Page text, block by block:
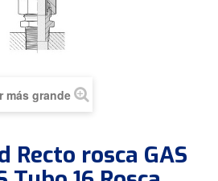
más grande
Recto rosca GAS